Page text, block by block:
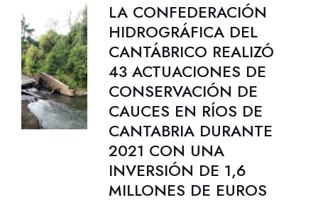
LA CONFEDERACIÓN
HIDROGRÁFICA DEL
CANTÁBRICO REALIZÓ
43 ACTUACIONES DE
CONSERVACIÓN DE
CAUCES EN RÍOS DE
CANTABRIA DURANTE
2021 CON UNA
INVERSIÓN DE 1,6
MILLONES DE EUROS